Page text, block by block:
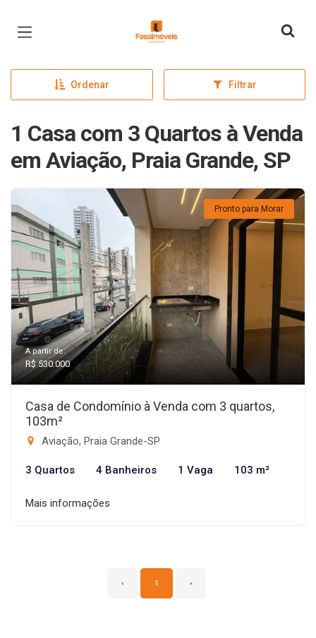
Página inicial
Ordenar Filtrar
1 Casa com 3 Quartos à Venda
em Aviação, Praia Grande, SP
Pronto para Morar
A partir de:
R$ 530.000
Casa de Condomínio à Venda com 3 quartos,
103m²
Aviação, Praia Grande-SP
3 Quartos 4 Banheiros 1 Vaga 103 m²
Mais informações
‹ 1 ›